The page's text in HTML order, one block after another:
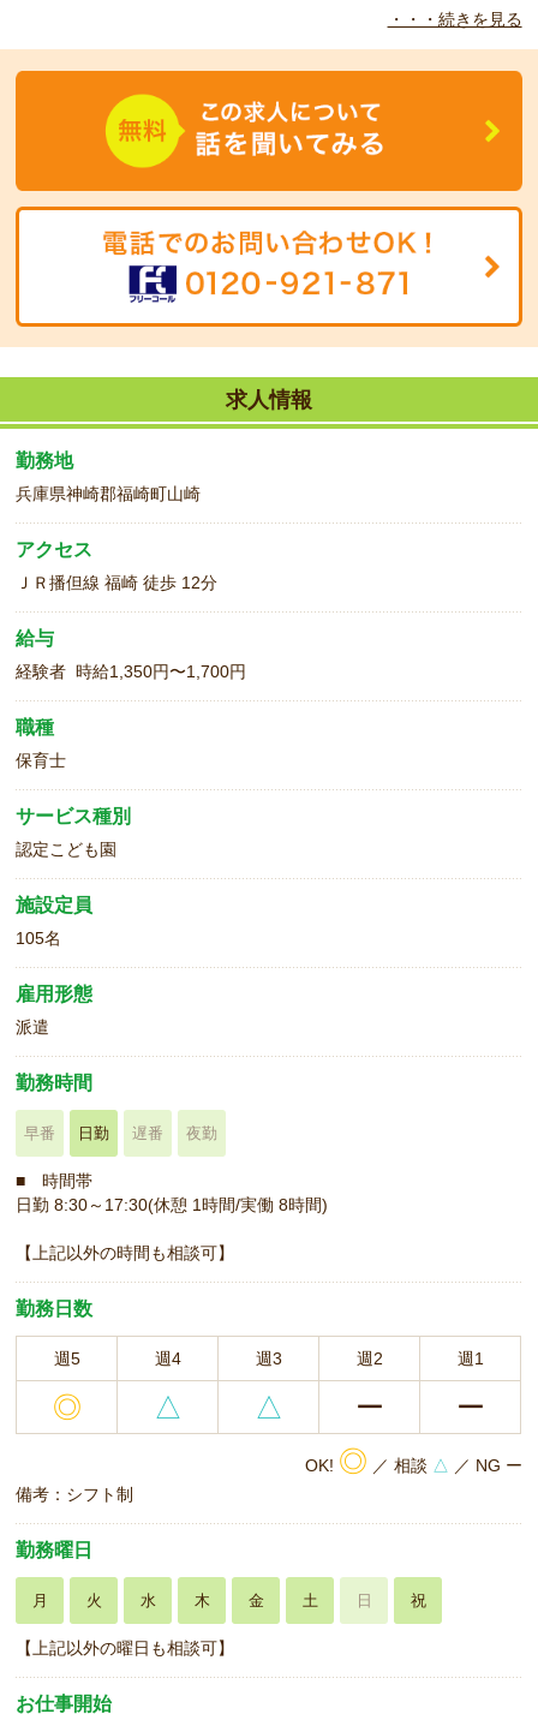
・・・続きを見る
求人情報
勤務地
兵庫県神崎郡福崎町山崎
アクセス
ＪＲ播但線 福崎 徒歩 12分
給与
経験者 時給1,350円〜1,700円
職種
保育士
サービス種別
認定こども園
施設定員
105名
雇用形態
派遣
勤務時間
早番 日勤 遅番 夜勤
■ 時間帯
日勤 8:30～17:30(休憩 1時間/実働 8時間)
【上記以外の時間も相談可】
勤務日数
週5 週4 週3 週2 週1
◎ △ △ ー ー
OK! ◎ ／ 相談 △ ／ NG ー
備考：シフト制
勤務曜日
月 火 水 木 金 土 日 祝
【上記以外の曜日も相談可】
お仕事開始